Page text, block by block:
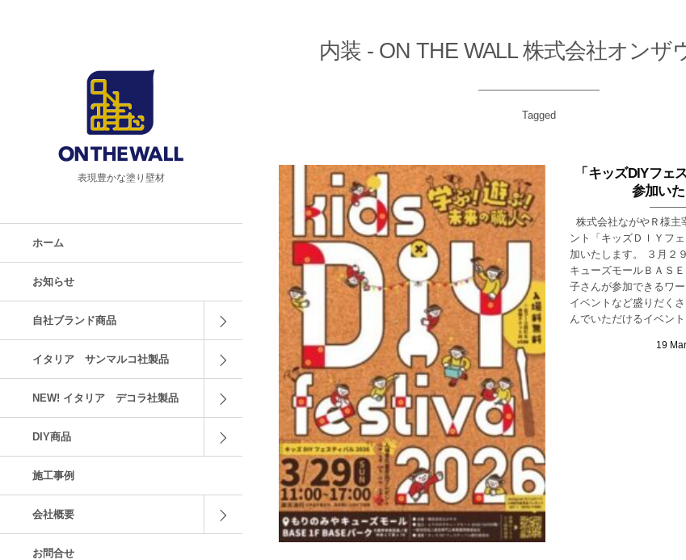
表現豊かな塗り壁材
ホーム
お知らせ
自社ブランド商品
イタリア サンマルコ社製品
NEW! イタリア デコラ社製品
DIY商品
施工事例
会社概要
お問合せ
内装 - ON THE WALL 株式会社オンザ
Tagged
「キッズDIYフェ
参加いた
株式会社ながやＲ様主
ント「キッズＤＩＹフ
加いたします。 ３月２
キューズモールＢＡＳ
子さんが参加できるワ
イベントなど盛りだく
んでいただけるイベン
19 Mar,